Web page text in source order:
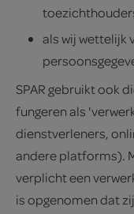
als wij wettelijk
SPAR gebruikt ook
fungeren als
dienstverleners,
andere platforms).
verplicht een
is opgenomen dat